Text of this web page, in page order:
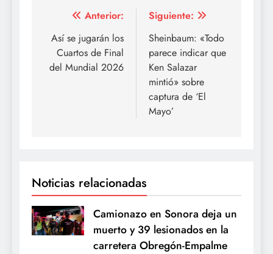
Navegación
de
entradas
Anterior:
Así se jugarán los
Cuartos de Final
del Mundial 2026
Siguiente:
Sheinbaum: «Todo
parece indicar que
Ken Salazar
mintió» sobre
captura de ‘El
Mayo’
Noticias relacionadas
Camionazo en Sonora deja un
muerto y 39 lesionados en la
carretera Obregón-Empalme